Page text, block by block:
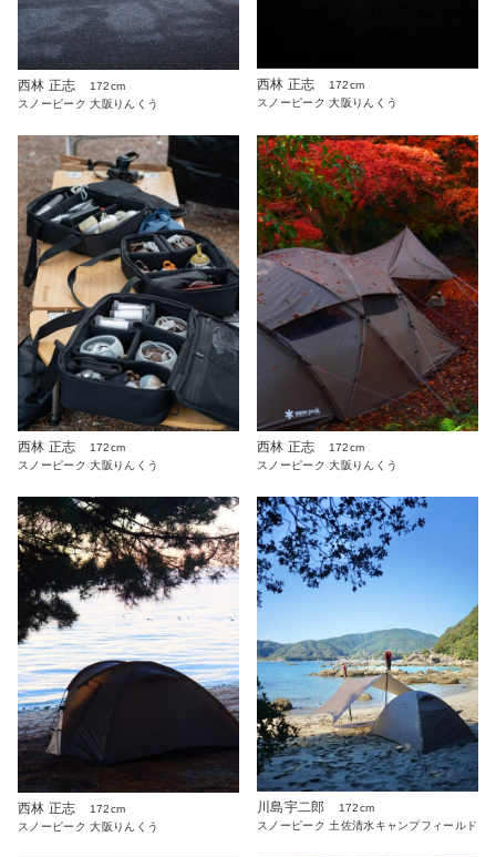
西林 正志
172cm
スノーピーク 大阪りんくう
西林 正志
172cm
スノーピーク 大阪りんくう
西林 正志
172cm
スノーピーク 大阪りんくう
西林 正志
172cm
スノーピーク 大阪りんくう
西林 正志
172cm
スノーピーク 大阪りんくう
川島宇二郎
172cm
スノーピーク 土佐清水キャンプフィールド